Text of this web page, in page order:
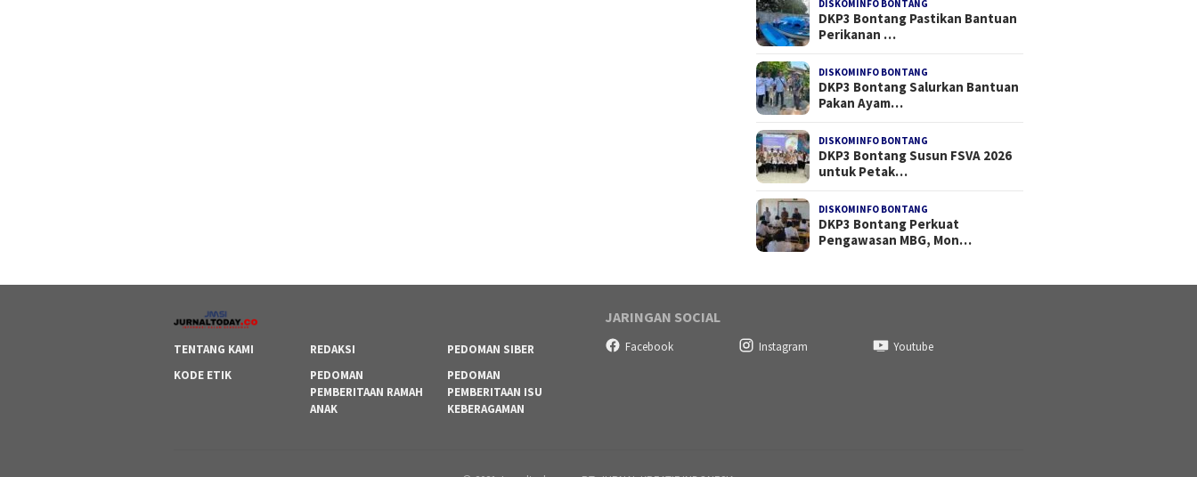
DISKOMINFO BONTANG
DKP3 Bontang Pastikan Bantuan
Perikanan …
DISKOMINFO BONTANG
DKP3 Bontang Salurkan Bantuan
Pakan Ayam…
DISKOMINFO BONTANG
DKP3 Bontang Susun FSVA 2026
untuk Petak…
DISKOMINFO BONTANG
DKP3 Bontang Perkuat
Pengawasan MBG, Mon…
TENTANG KAMI REDAKSI
PEDOMAN SIBER
KODE ETIK
PEDOMAN
PEMBERITAAN RAMAH
ANAK
PEDOMAN
PEMBERITAAN ISU
KEBERAGAMAN
JARINGAN SOCIAL
Facebook Instagram Youtube